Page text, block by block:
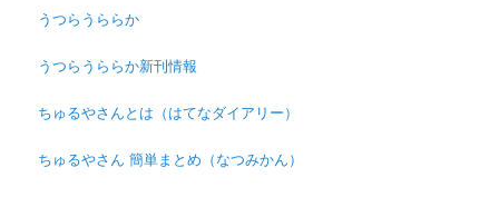
うつらうららか
うつらうららか新刊情報
ちゅるやさんとは（はてなダイアリー）
ちゅるやさん 簡単まとめ（なつみかん）